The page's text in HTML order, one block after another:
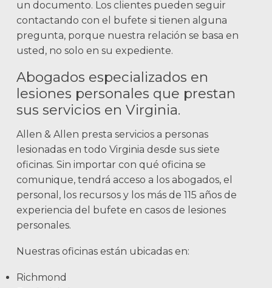
un documento. Los clientes pueden seguir
contactando con el bufete si tienen alguna
pregunta, porque nuestra relación se basa en
usted, no solo en su expediente.
Abogados especializados en
lesiones personales que prestan
sus servicios en Virginia.
Allen & Allen presta servicios a personas
lesionadas en todo Virginia desde sus siete
oficinas. Sin importar con qué oficina se
comunique, tendrá acceso a los abogados, el
personal, los recursos y los más de 115 años de
experiencia del bufete en casos de lesiones
personales.
Nuestras oficinas están ubicadas en:
Richmond